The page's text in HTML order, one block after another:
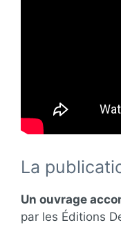
La
Un ouvrage
par les Éditions